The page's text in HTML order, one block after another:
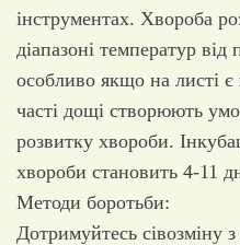
інструментах. Хвороба
діапазоні температур
особливо якщо на листі
часті дощі створюють
розвитку хвороби.
хвороби становить 4-11
Методи боротьби:
Дотримуйтесь сівозміну